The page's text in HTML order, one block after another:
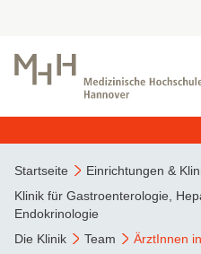
Startseite Einrichtungen &
Klinik für Gastroenterologie,
Endokrinologie
Die Klinik
Team ÄrztInnen